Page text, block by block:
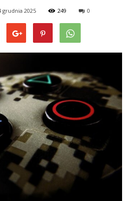
grudnia 2025 249 0